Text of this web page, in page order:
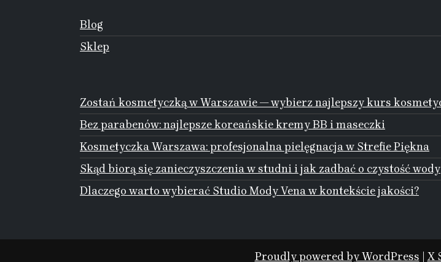
Blog
Sklep
Zostań kosmetyczką w Warszawie — wybierz najlepszy kurs
Bez parabenów: najlepsze koreańskie kremy BB i maseczki
Kosmetyczka Warszawa: profesjonalna pielęgnacja w Strefie Piękna
Skąd biorą się zanieczyszczenia w studni i jak zadbać o czystość wody
Dlaczego warto wybierać Studio Mody Vena w kontekście jakości?
Proudly powered by WordPress X